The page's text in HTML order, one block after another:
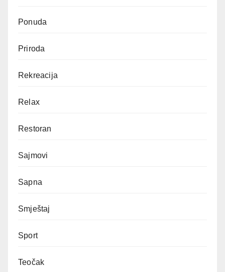
Ponuda
Priroda
Rekreacija
Relax
Restoran
Sajmovi
Sapna
Smještaj
Sport
Teočak